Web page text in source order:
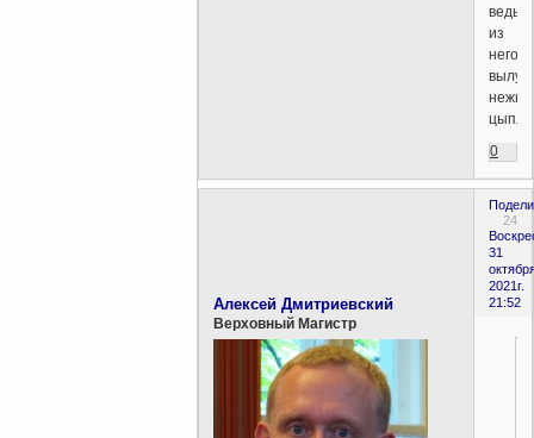
ведь
из
него
0
24
31
2021г.
21:52
Алексей Дмитриевский
Верховный Магистр